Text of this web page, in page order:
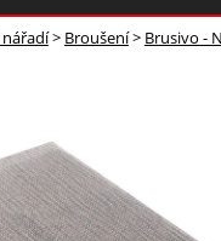
> Broušení> Brusivo -